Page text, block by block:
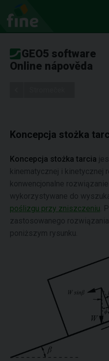
GEO5 software
Online nápověda
Koncepcja stożka
Koncepcja stożka tarcia
kinematycznej i kinetycznej
konwencjonalne
wykorzystywane do
poślizgu przy zniszczeniu .
zastosowanego
poniższym rysunku.